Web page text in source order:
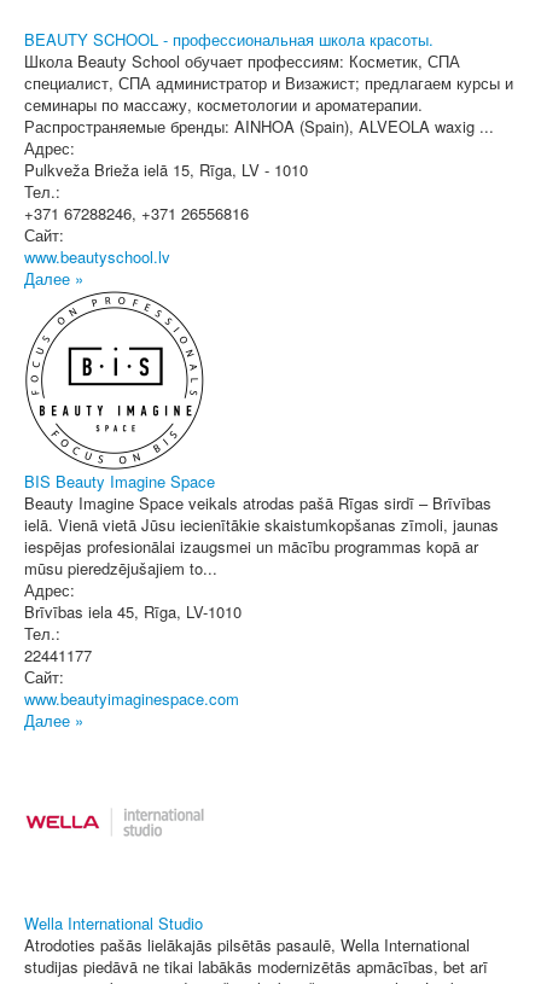
BEAUTY SCHOOL - профессиональная школа красоты.
Школа Beauty School обучает профессиям: Косметик, СПА
специалист, СПА администратор и Визажист; предлагаем курсы и
семинары по массажу, косметологии и ароматерапии.
Распространяемые бренды: AINHOA (Spain), ALVEOLA waxig ...
Адрес:
Pulkveža Brieža ielā 15, Rīga, LV - 1010
Тел.:
+371 67288246, +371 26556816
Сайт:
www.beautyschool.lv
Далее »
BIS Beauty Imagine Space
Beauty Imagine Space veikals atrodas pašā Rīgas sirdī – Brīvības
ielā. Vienā vietā Jūsu iecienītākie skaistumkopšanas zīmoli, jaunas
iespējas profesionālai izaugsmei un mācību programmas kopā ar
mūsu pieredzējušajiem to...
Адрес:
Brīvības iela 45, Rīga, LV-1010
Тел.:
22441177
Сайт:
www.beautyimaginespace.com
Далее »
Wella International Studio
Atrodoties pašās lielākajās pilsētās pasaulē, Wella International
studijas piedāvā ne tikai labākās modernizētās apmācības, bet arī